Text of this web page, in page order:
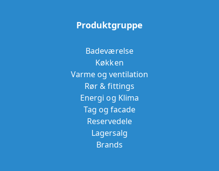
Produktgruppe
Badeværelse
Køkken
Varme og ventilation
Rør & fittings
Energi og Klima
Tag og facade
Reservedele
Lagersalg
Brands